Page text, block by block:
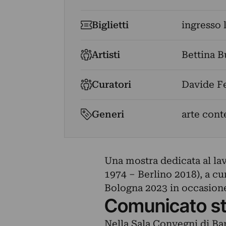
Biglietti ingresso
Artisti Bettina
Curatori Davide
Generi arte
Una mostra dedicata al
1974 – Berlino 2018), a
Bologna 2023 in
Comunicato